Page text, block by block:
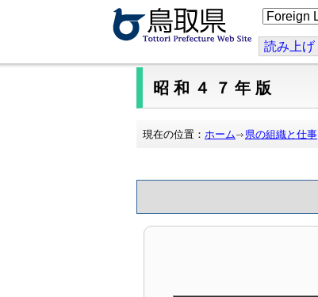
こ
の
ジ
を
翻
訳
読み上げ
昭和４７年版
現在の位置： ホーム 県の組織と仕事